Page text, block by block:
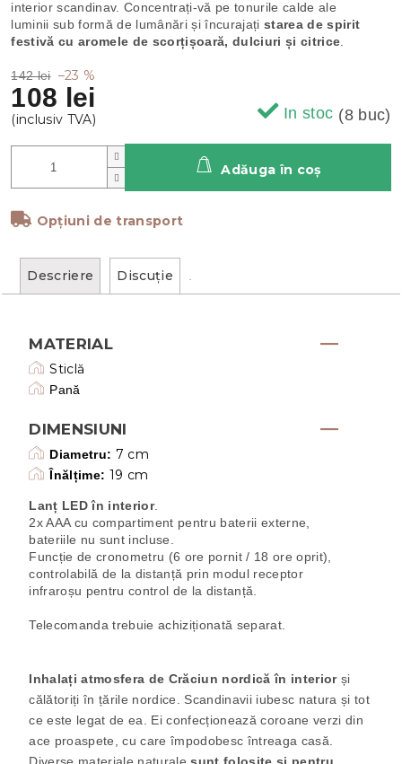
142 lei –23 %
108 lei
In stoc (8 buc)
Opțiuni de transport
Adăuga în coş
interior scandinav. Concentrați-vă pe tonurile calde ale
luminii sub formă de lumânări și încurajați starea de spirit
festivă cu aromele de scorțișoară, dulciuri și citrice
Descriere Discuţie
MATERIAL
Sticlă
Pană
DIMENSIUNI
Diametru: 7 cm
Înălțime: 19 cm
Lanț LED în interior.
2x AAA cu compartiment pentru baterii externe,
bateriile nu sunt incluse.
Funcție de cronometru (6 ore pornit / 18 ore oprit),
controlabilă de la distanță prin modul receptor
infraroșu pentru control de la distanță.
Telecomanda trebuie achiziționată separat.
Inhalați atmosfera de Crăciun nordică în interiorși
călătoriți în țările nordice. Scandinavii iubesc natura și tot
ce este legat de ea. Ei confecționează coroane verzi din
ace proaspete, cu care împodobesc întreaga casă.
Diverse materiale naturale sunt folosite și pentru